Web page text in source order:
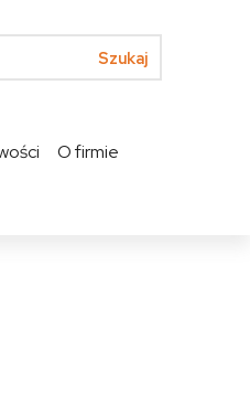
O firmie